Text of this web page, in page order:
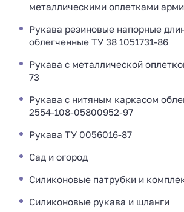
металлическими оплетками
Рукава резиновые напорные
облегченные ТУ 38 1051731-86
Рукава с металлической
73
Рукава с нитяным каркасом
2554-108-05800952-97
Рукава ТУ 0056016-87
Сад и огород
Силиконовые патрубки и
Силиконовые рукава и шланги